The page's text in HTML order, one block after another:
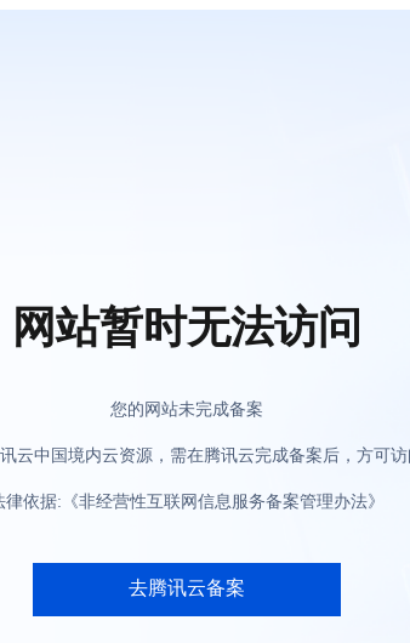
网站暂时无法访问
您的网站未完成备案
云中国境内云资源，需在腾讯云完成备案后，方可
律依据:《非经营性互联网信息服务备案管理办法》
去腾讯云备案